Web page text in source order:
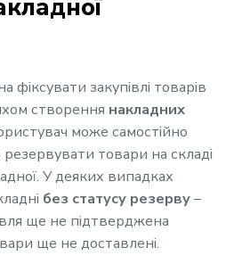
фіксувати закупівлі товарів
створення накладних
може самостійно
товари на складі
У деяких випадках
без статусу резерву–
ще не підтверджена
ще не доставлені.